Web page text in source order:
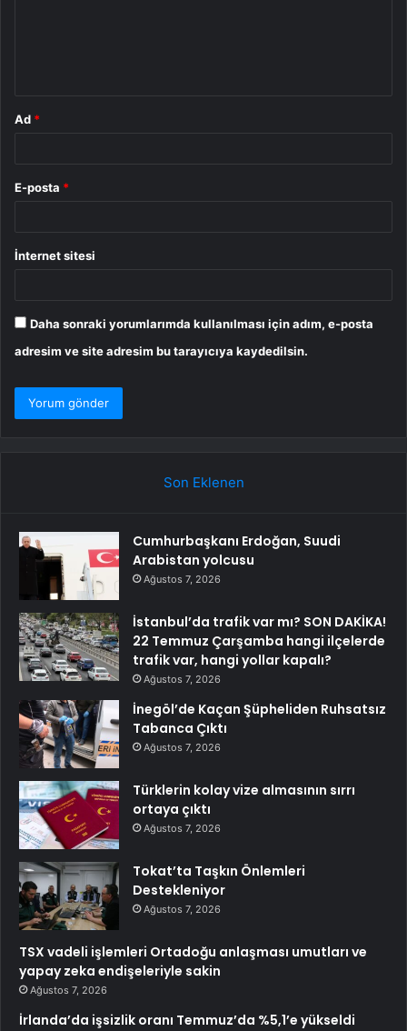
Ad *
E-posta *
İnternet sitesi
Daha sonraki yorumlarımda kullanılması için adım, e-posta
adresim ve site adresim bu tarayıcıya kaydedilsin.
Son Eklenen
Cumhurbaşkanı Erdoğan, Suudi
Arabistan yolcusu
Ağustos 7, 2026
İstanbul’da trafik var mı? SON DAKİKA!
22 Temmuz Çarşamba hangi ilçelerde
trafik var, hangi yollar kapalı?
Ağustos 7, 2026
İnegöl’de Kaçan Şüpheliden Ruhsatsız
Tabanca Çıktı
Ağustos 7, 2026
Türklerin kolay vize almasının sırrı
ortaya çıktı
Ağustos 7, 2026
Tokat’ta Taşkın Önlemleri
Destekleniyor
Ağustos 7, 2026
TSX vadeli işlemleri Ortadoğu anlaşması umutları ve
yapay zeka endişeleriyle sakin
Ağustos 7, 2026
İrlanda’da işsizlik oranı Temmuz’da %5,1’e yükseldi